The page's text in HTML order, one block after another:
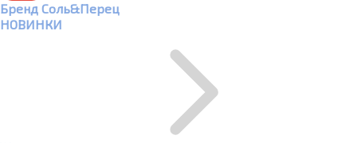
Бренд Соль&Перец
НОВИНКИ